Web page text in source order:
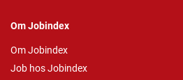
Om Jobindex
Om Jobindex
Job hos Jobindex